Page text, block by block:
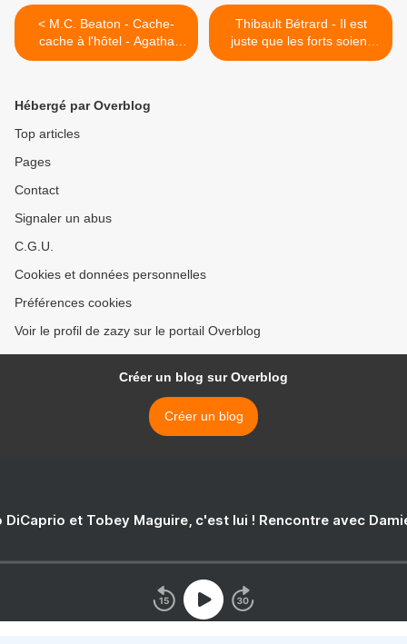
< M.C. Beaton - Cache-
cache à l'hôtel - Agatha
Raisin enquête
Thibault Bétrard - Il est
juste que les forts soient
frappés >
Hébergé par Overblog
Top articles
Pages
Contact
Signaler un abus
C.G.U.
Cookies et données personnelles
Préférences cookies
Voir le profil de zazy sur le portail Overblog
Créer un blog sur Overblog
Créer un blog
DiCaprio et Tobey Maguire, c'est lui ! Rencontre avec